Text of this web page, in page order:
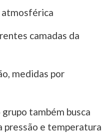
camadas da
medidas por
também busca
pressão e temperatura